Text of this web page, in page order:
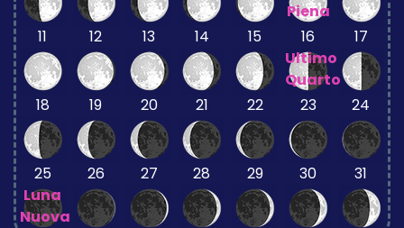
Piena
11 12 13 14 15
16
Ultimo
Quarto
17
18 19 20 21 22 23 24
25
Luna
Nuova
26 27 28 29 30 31